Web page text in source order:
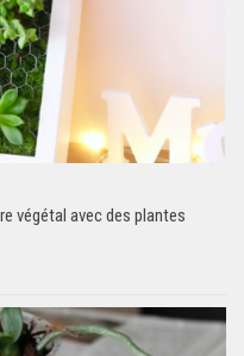
végétal avec des plantes